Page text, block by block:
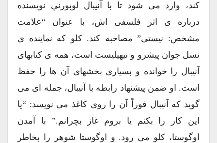
کند، وارد می شود تا با آنیبال لوبورنیِ نویسنده
درباره ی اثر فلسفی اش، با عنوان “علامت
مشخص: نیستی” مصاحبه کند. کلو که نماینده ی
نسل جوان پیشرو و نیهیلیست است، همه ی کتابهای
آنیبال را خوانده و بسیاری بخشهای آن ها را حفظ
است. او ضمن پیشنهاد رابطه با آنیبال، جمله ای می
گوید که آنیبال فوراً آن را روی کاغذ می نویسد: “یا
این کار را بکنم یا بروم غاز بچرانم.” با آمدن
اوگوستا، کلو می رود. و اوگوستا شوهر را بخاطر